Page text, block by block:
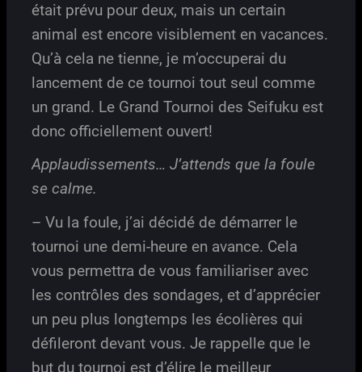
était prévu pour deux, mais un certain
animal est encore visiblement en vacances.
Qu’à cela ne tienne, je m’occuperai du
lancement de ce tournoi tout seul comme
un grand. Le Grand Tournoi des Seifuku est
donc officiellement ouvert!
Applaudissements… J’attends que la foule
se calme.
– Vu la foule, j’ai décidé de démarrer le
tournoi une demi-heure en avance. Cela
vous permettra de vous familiariser avec
les contrôles des sondages, et d’apprécier
un peu plus longtemps les écolières qui
défileront devant vous. Je rappelle que le
but du tournoi est d’élire le meilleur